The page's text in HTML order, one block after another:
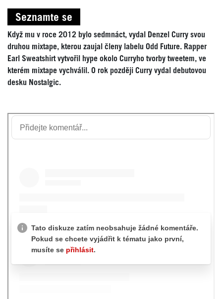
Seznamte se
Když mu v roce 2012 bylo sedmnáct, vydal Denzel Curry svou
druhou mixtape, kterou zaujal členy labelu Odd Future. Rapper
Earl Sweatshirt vytvořil hype okolo Curryho tvorby tweetem, ve
kterém mixtape vychválil. O rok později Curry vydal debutovou
desku Nostalgic.